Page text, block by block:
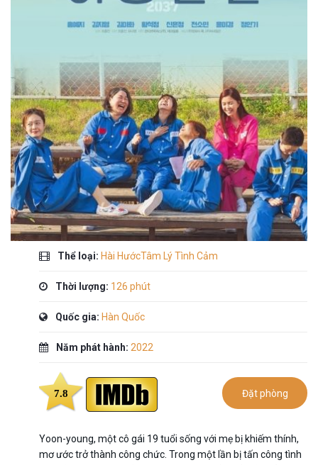
Thể loại: Hài HướcTâm Lý Tình Cảm
Thời lượng: 126 phút
Quốc gia: Hàn Quốc
Năm phát hành: 2022
7.8 Đặt phòng
Yoon-young, một cô gái 19 tuổi sống với mẹ bị khiếm thính,
mơ ước trở thành công chức. Trong một lần bị tấn công tình